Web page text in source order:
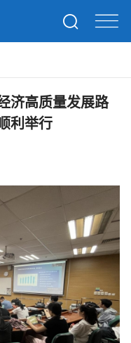
济高质量发展路
利举行